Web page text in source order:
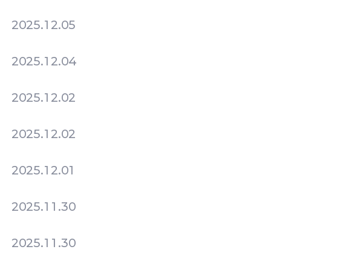
2025.12.05
2025.12.04
2025.12.02
2025.12.02
2025.12.01
2025.11.30
2025.11.30